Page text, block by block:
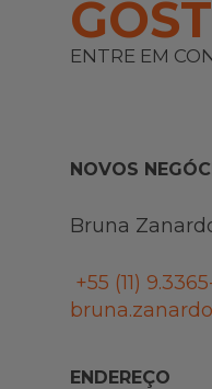
ENTRE EM
NOVOS
Bruna
+55 (11)
ENDEREÇO